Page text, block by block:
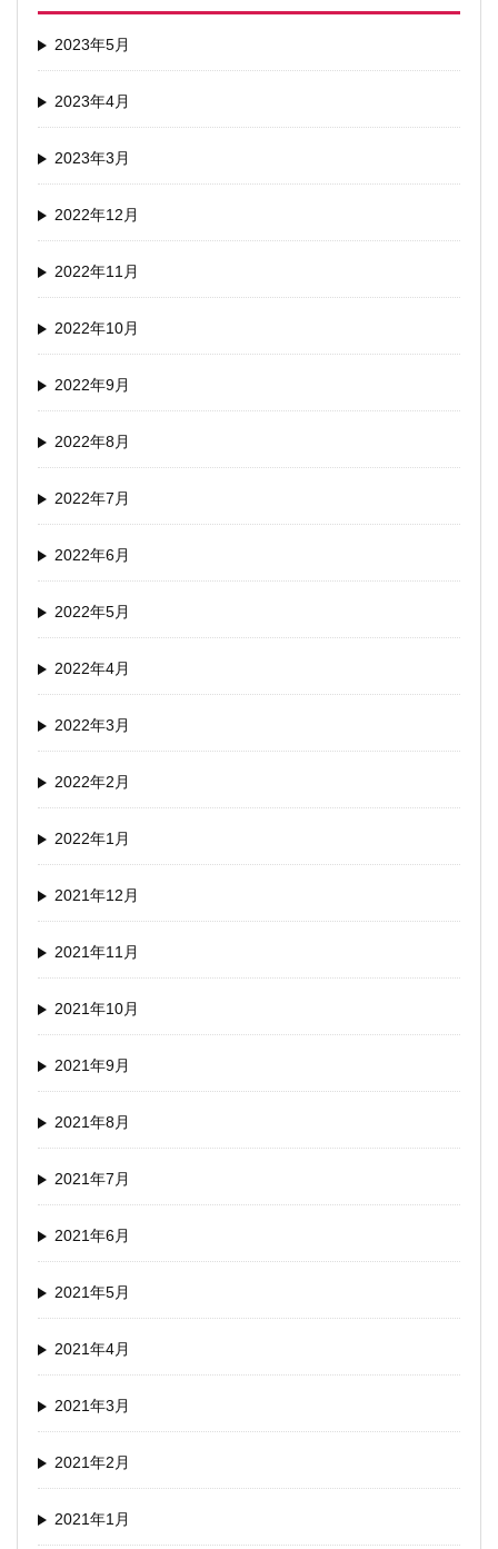
2023年5月
2023年4月
2023年3月
2022年12月
2022年11月
2022年10月
2022年9月
2022年8月
2022年7月
2022年6月
2022年5月
2022年4月
2022年3月
2022年2月
2022年1月
2021年12月
2021年11月
2021年10月
2021年9月
2021年8月
2021年7月
2021年6月
2021年5月
2021年4月
2021年3月
2021年2月
2021年1月